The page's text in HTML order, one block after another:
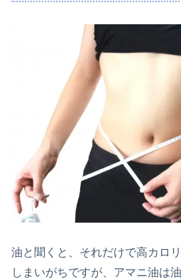
油と聞くと、それだけで高カロ
しまいがちですが、アマニ油は